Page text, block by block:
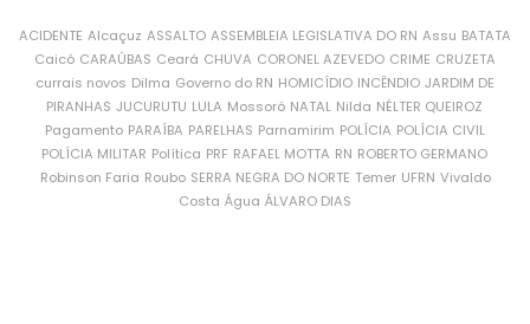
ACIDENTE Alcaçuz ASSALTO ASSEMBLEIA LEGISLATIVA DO RN Assu BATATA
Caicó CARAÚBAS Ceará CHUVA CORONEL AZEVEDO CRIME CRUZETA
currais novos Dilma Governo do RN HOMICÍDIO INCÊNDIO JARDIM DE
PIRANHAS JUCURUTU LULA Mossoró NATAL Nilda NÉLTER QUEIROZ
Pagamento PARAÍBA PARELHAS Parnamirim POLÍCIA POLÍCIA CIVIL
POLÍCIA MILITAR Política PRF RAFAEL MOTTA RN ROBERTO GERMANO
Robinson Faria Roubo SERRA NEGRA DO NORTE Temer UFRN Vivaldo
Costa Água ÁLVARO DIAS